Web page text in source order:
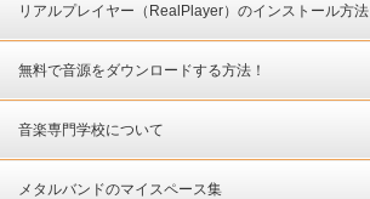
リアルプレイヤー（RealPlayer）のインストール方法
無料で音源をダウンロードする方法！
音楽専門学校について
メタルバンドのマイスペース集